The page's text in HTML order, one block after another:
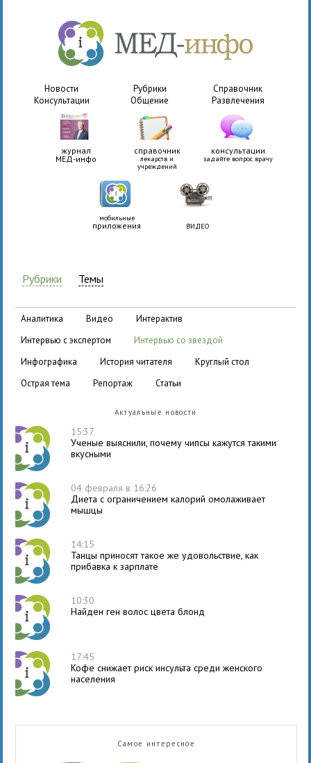
Новости Рубрики
Справочник
Консультации
Общение Развлечения
журнал
МЕД-инфо
справочник
лекарств и
учреждений
консультации
задайте вопрос врачу
мобильные
приложения ВИДЕО
Рубрики Темы
аналитика видео
интерактив
интервью с экспертом
интервью со звездой
инфографика
история читателя
круглый стол
острая тема
репортаж статьи
Актуальные новости
15:37
Ученые выяснили, почему чипсы кажутся такими
вкусными
04 февраля в 16:26
Диета с ограничением калорий омолаживает
мышцы
14:15
Танцы приносят такое же удовольствие, как
прибавка к зарплате
10:30
Найден ген волос цвета блонд
17:45
Кофе снижает риск инсульта среди женского
населения
Самое интересное